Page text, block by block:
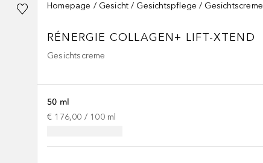
Homepage Gesicht Gesichtspflege Gesichtscreme
RÉNERGIE COLLAGEN+ LIFT-XTEND
Gesichtscreme
50 ml
€ 176,00 / 100 ml